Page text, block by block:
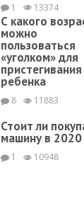
1 13374
С какого
можно
пользоваться
«уголком» для
пристегивания
ребенка
8 11883
Стоит ли
машину в 2020
1 10948